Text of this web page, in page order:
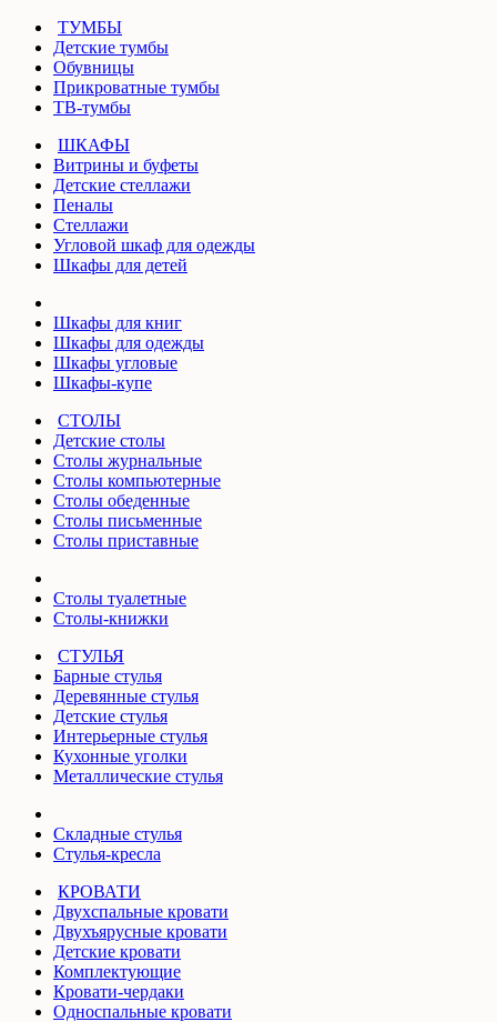
ТУМБЫ
Детские тумбы
Обувницы
Прикроватные тумбы
ТВ-тумбы
ШКАФЫ
Витрины и буфеты
Детские стеллажи
Пеналы
Стеллажи
Угловой шкаф для одежды
Шкафы для детей
Шкафы для книг
Шкафы для одежды
Шкафы угловые
Шкафы-купе
СТОЛЫ
Детские столы
Столы журнальные
Столы компьютерные
Столы обеденные
Столы письменные
Столы приставные
Столы туалетные
Столы-книжки
СТУЛЬЯ
Барные стулья
Деревянные стулья
Детские стулья
Интерьерные стулья
Кухонные уголки
Металлические стулья
Складные стулья
Стулья-кресла
КРОВАТИ
Двухспальные кровати
Двухъярусные кровати
Детские кровати
Комплектующие
Кровати-чердаки
Односпальные кровати